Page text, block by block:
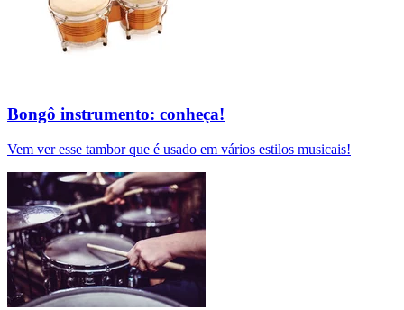
Bongô instrumento: conheça!
Vem ver esse tambor que é usado em vários estilos musicais!